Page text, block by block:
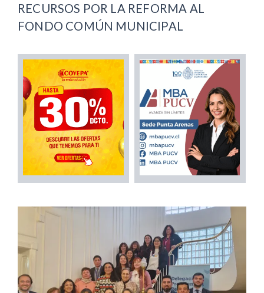
RECURSOS POR LA REFORMA AL
FONDO COMÚN MUNICIPAL